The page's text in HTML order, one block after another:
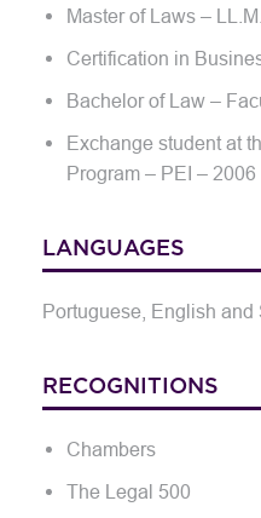
Master of Laws –
Certification in
Bachelor of Law –
Exchange student at
Program – PEI – 2006
LANGUAGES
Portuguese, English and
RECOGNITIONS
Chambers
The Legal 500